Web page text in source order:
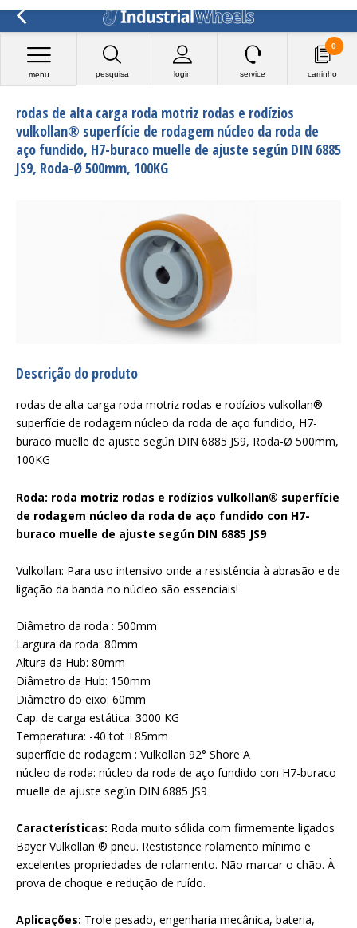
pesquisa login
menu service carrinho
0
rodas de alta carga roda motriz rodas e rodízios
vulkollan® superfície de rodagem núcleo da roda de
aço fundido, H7-buraco muelle de ajuste según DIN 6885
JS9, Roda-Ø 500mm, 100KG
Descrição do produto
rodas de alta carga roda motriz rodas e rodízios vulkollan®
superfície de rodagem núcleo da roda de aço fundido, H7-
buraco muelle de ajuste según DIN 6885 JS9, Roda-Ø 500mm,
100KG
Roda: roda motriz rodas e rodízios vulkollan® superfície
de rodagem núcleo da roda de aço fundido con H7-
buraco muelle de ajuste según DIN 6885 JS9
Vulkollan: Para uso intensivo onde a resistência à abrasão e de
ligação da banda no núcleo são essenciais!
Diâmetro da roda : 500mm
Largura da roda: 80mm
Altura da Hub: 80mm
Diâmetro da Hub: 150mm
Diâmetro do eixo: 60mm
Cap. de carga estática: 3000 KG
Temperatura: -40 tot +85mm
superfície de rodagem : Vulkollan 92° Shore A
núcleo da roda: núcleo da roda de aço fundido con H7-buraco
muelle de ajuste según DIN 6885 JS9
Características: Roda muito sólida com firmemente ligados
Bayer Vulkollan ® pneu. Restistance rolamento mínimo e
excelentes propriedades de rolamento. Não marcar o chão. À
prova de choque e redução de ruído.
Aplicações: Trole pesado, engenharia mecânica, bateria,